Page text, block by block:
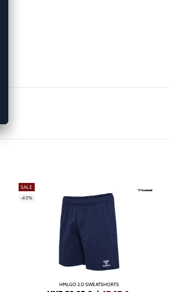
SALE
-40%
HMLGO 2.0 SWEATSHORTS